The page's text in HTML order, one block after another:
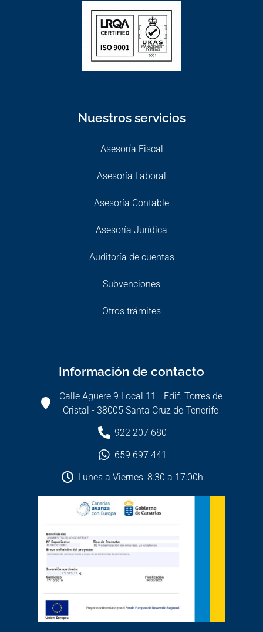
Nuestros servicios
Asesoría Fiscal
Asesoría Laboral
Asesoría Contable
Asesoría Jurídica
Auditoría de cuentas
Subvenciones
Otros trámites
Información de contacto
Calle Aguere 9 Local 11 - Edif. Torres de
Cristal - 38005 Santa Cruz de Tenerife
922 207 680
659 697 441
Lunes a Viernes: 8:30 a 17:00h